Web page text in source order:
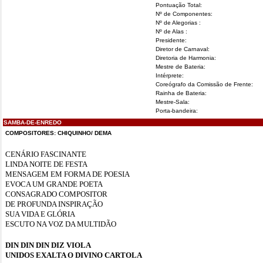
Pontuação Total:
Nº de Componentes:
Nº de Alegorias :
Nº de Alas :
Presidente:
Diretor de Carnaval:
Diretoria de Harmonia:
Mestre de Bateria:
Intérprete:
Coreógrafo da Comissão de Frente:
Rainha de Bateria:
Mestre-Sala:
Porta-bandeira:
SAMBA-DE-ENREDO
COMPOSITORES: CHIQUINHO/ DEMA
CENÁRIO FASCINANTE
LINDA NOITE DE FESTA
MENSAGEM EM FORMA DE POESIA
EVOCA UM GRANDE POETA
CONSAGRADO COMPOSITOR
DE PROFUNDA INSPIRAÇÃO
SUA VIDA E GLÓRIA
ESCUTO NA VOZ DA MULTIDÃO
DIN DIN DIN DIZ VIOLA
UNIDOS EXALTA O DIVINO CARTOLA